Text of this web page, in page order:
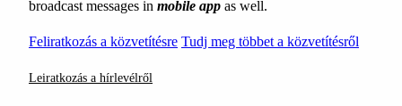
broadcast messages in mobile app as well.
Feliratkozás a közvetítésre Tudj meg többet a közvetítésről
Leiratkozás a hírlevélről